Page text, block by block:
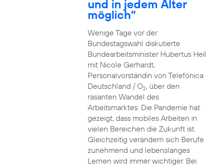
und in jedem Alter
möglich“
Wenige Tage vor der
Bundestagswahl diskutierte
Bundearbeitsminister Hubertus Heil
mit Nicole Gerhardt,
Personalvorständin von Telefónica
Deutschland / O2, über den
rasanten Wandel des
Arbeitsmarktes: Die Pandemie hat
gezeigt, dass mobiles Arbeiten in
vielen Bereichen die Zukunft ist.
Gleichzeitig verändern sich Berufe
zunehmend und lebenslanges
Lernen wird immer wichtiger. Bei